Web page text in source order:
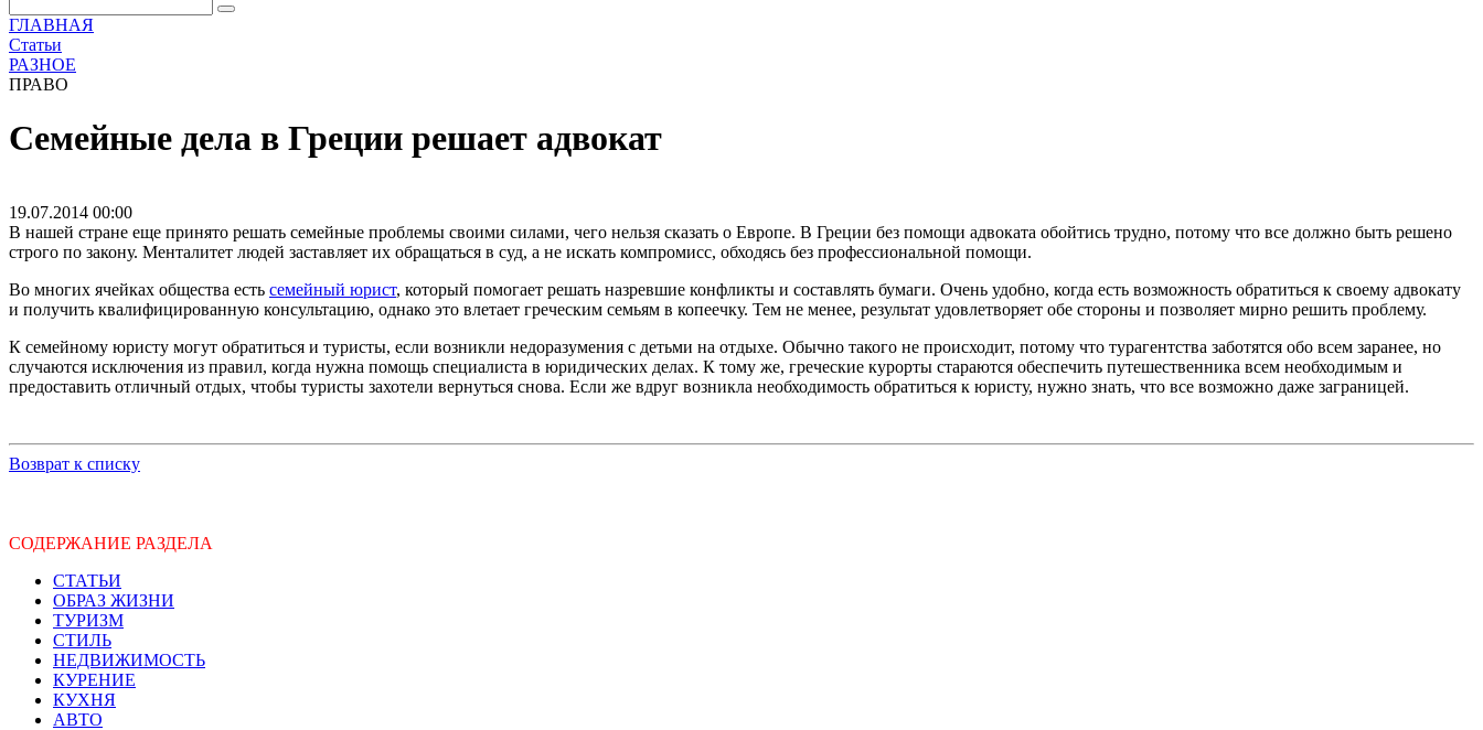
ГЛАВНАЯ
Статьи
РАЗНОЕ
ПРАВО
Семейные дела в Греции решает адвокат
19.07.2014 00:00
В нашей стране еще принято решать семейные проблемы своими силами, чего нельзя сказать о Европе. В Греции без помощи адвоката обойтись трудно, потому что все должно быть решено
строго по закону. Менталитет людей заставляет их обращаться в суд, а не искать компромисс, обходясь без профессиональной помощи.
Во многих ячейках общества есть семейный юрист, который помогает решать назревшие конфликты и составлять бумаги. Очень удобно, когда есть возможность обратиться к своему адвокату
и получить квалифицированную консультацию, однако это влетает греческим семьям в копеечку. Тем не менее, результат удовлетворяет обе стороны и позволяет мирно решить проблему.
К семейному юристу могут обратиться и туристы, если возникли недоразумения с детьми на отдыхе. Обычно такого не происходит, потому что турагентства заботятся обо всем заранее, но
случаются исключения из правил, когда нужна помощь специалиста в юридических делах. К тому же, греческие курорты стараются обеспечить путешественника всем необходимым и
предоставить отличный отдых, чтобы туристы захотели вернуться снова. Если же вдруг возникла необходимость обратиться к юристу, нужно знать, что все возможно даже заграницей.
Возврат к списку
СОДЕРЖАНИЕ РАЗДЕЛА
СТАТЬИ
ОБРАЗ ЖИЗНИ
ТУРИЗМ
СТИЛЬ
НЕДВИЖИМОСТЬ
КУРЕНИЕ
КУХНЯ
АВТО